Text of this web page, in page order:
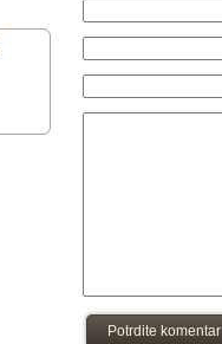
Potrdite komentar